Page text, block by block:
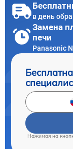
в день
Замена
печи
Panasonic
Нажимая на